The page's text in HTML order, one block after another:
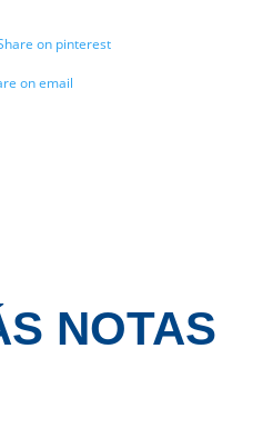
NOTAS